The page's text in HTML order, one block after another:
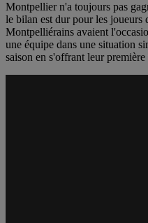
Montpellier n'a toujours pas
le bilan est dur pour les
Montpelliérains avaient
une équipe dans une situation
saison en s'offrant leur